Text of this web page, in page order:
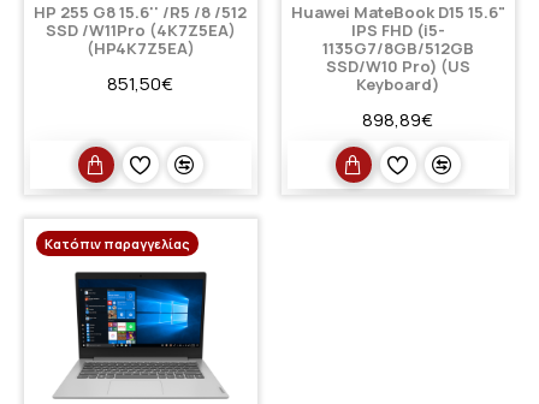
HP 255 G8 15.6'' /R5 /8 /512
SSD /W11Pro (4K7Z5EA)
(HP4K7Z5EA)
851,50€
Huawei MateBook D15 15.6"
IPS FHD (i5-
1135G7/8GB/512GB
SSD/W10 Pro) (US
Keyboard)
898,89€
Κατόπιν παραγγελίας